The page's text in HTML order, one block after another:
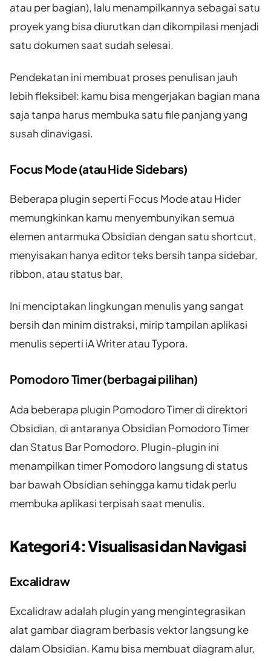
atau per bagian), lalu menampilkannya sebagai satu
proyek yang bisa diurutkan dan dikompilasi menjadi
satu dokumen saat sudah selesai.
Pendekatan ini membuat proses penulisan jauh
lebih fleksibel: kamu bisa mengerjakan bagian mana
saja tanpa harus membuka satu file panjang yang
susah dinavigasi.
Focus Mode (atau Hide Sidebars)
Beberapa plugin seperti Focus Mode atau Hider
memungkinkan kamu menyembunyikan semua
elemen antarmuka Obsidian dengan satu shortcut,
menyisakan hanya editor teks bersih tanpa sidebar,
ribbon, atau status bar.
Ini menciptakan lingkungan menulis yang sangat
bersih dan minim distraksi, mirip tampilan aplikasi
menulis seperti iA Writer atau Typora.
Pomodoro Timer (berbagai pilihan)
Ada beberapa plugin Pomodoro Timer di direktori
Obsidian, di antaranya Obsidian Pomodoro Timer
dan Status Bar Pomodoro. Plugin-plugin ini
menampilkan timer Pomodoro langsung di status
bar bawah Obsidian sehingga kamu tidak perlu
membuka aplikasi terpisah saat menulis.
Kategori 4: Visualisasi dan Navigasi
Excalidraw
Excalidraw adalah plugin yang mengintegrasikan
alat gambar diagram berbasis vektor langsung ke
dalam Obsidian. Kamu bisa membuat diagram alur,